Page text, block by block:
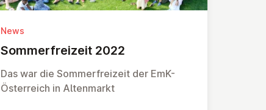
News
Som­mer­frei­zeit 2022
Das war die Sommerfreizeit der EmK-
Österreich in Altenmarkt